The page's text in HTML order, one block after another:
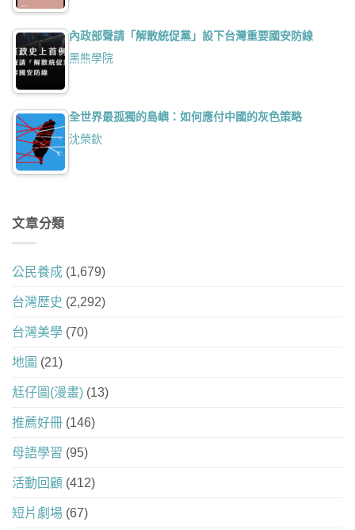
內政部聲請「解散統促黨」設下台灣重要國安防線
黑熊學院
全世界最孤獨的島嶼：如何應付中國的灰色策略
沈榮欽
文章分類
公民養成 (1,679)
台灣歷史 (2,292)
台灣美學 (70)
地圖 (21)
尪仔圖(漫畫) (13)
推薦好冊 (146)
母語學習 (95)
活動回顧 (412)
短片劇場 (67)